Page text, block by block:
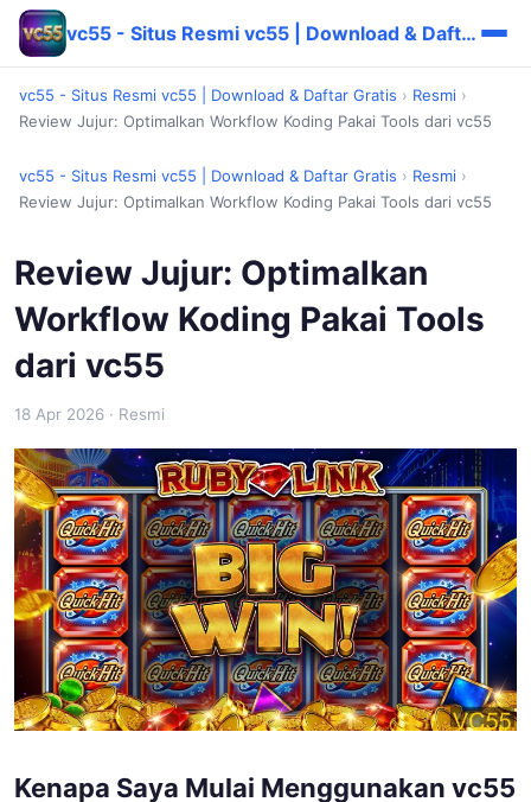
vc55 - Situs Resmi vc55 | Download & Daftar Gratis
vc55 - Situs Resmi vc55 | Download & Daftar Gratis › Resmi ›
Review Jujur: Optimalkan Workflow Koding Pakai Tools dari vc55
vc55 - Situs Resmi vc55 | Download & Daftar Gratis › Resmi ›
Review Jujur: Optimalkan Workflow Koding Pakai Tools dari vc55
Review Jujur: Optimalkan
Workflow Koding Pakai Tools
dari vc55
18 Apr 2026 · Resmi
Kenapa Saya Mulai Menggunakan vc55